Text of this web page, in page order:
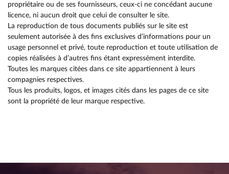
propriétaire ou de ses fournisseurs, ceux-ci ne concédant aucune
licence, ni aucun droit que celui de consulter le site.
La reproduction de tous documents publiés sur le site est
seulement autorisée à des fins exclusives d’informations pour un
usage personnel et privé, toute reproduction et toute utilisation de
copies réalisées à d’autres fins étant expressément interdite.
Toutes les marques citées dans ce site appartiennent à leurs
compagnies respectives.
Tous les produits, logos, et images cités dans les pages de ce site
sont la propriété de leur marque respective.